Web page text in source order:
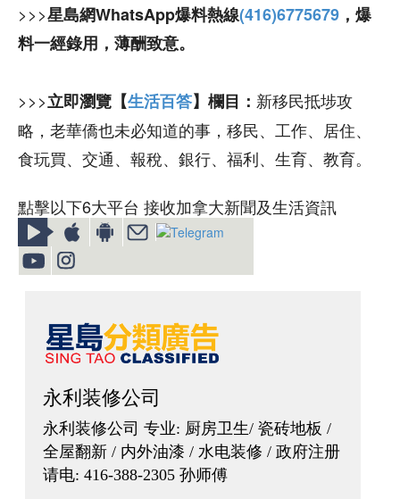
>>>星島網WhatsApp爆料熱線(416)6775679 ，爆
料一經錄用，薄酬致意。
>>>立即瀏覽【生活百答】欄目： 新移民抵埗攻
略，老華僑也未必知道的事，移民、工作、居住、
食玩買、交通、報稅、銀行、福利、生育、教育。
點擊以下6大平台 接收加拿大新聞及生活資訊